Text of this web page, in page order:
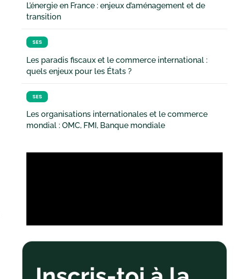
L’énergie en France : enjeux d’aménagement et de
transition
SES
Les paradis fiscaux et le commerce international :
quels enjeux pour les États ?
SES
Les organisations internationales et le commerce
mondial : OMC, FMI, Banque mondiale